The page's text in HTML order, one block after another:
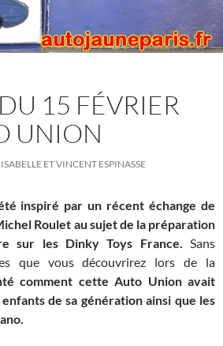
15 FÉVRIER
UNION
ISABELLE ET VINCENT ESPINASSE
inspiré par un récent échange de
Roulet au sujet de la préparation
sur les Dinky Toys France.
Sans
que vous découvrirez lors de la
comment cette Auto Union avait
de sa génération ainsi que les